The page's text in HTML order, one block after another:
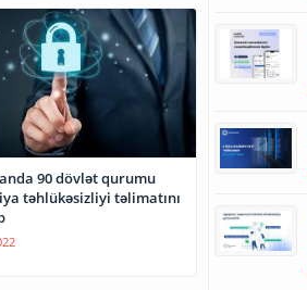
90 dövlət qurumu
təhlükəsizliyi təlimatını